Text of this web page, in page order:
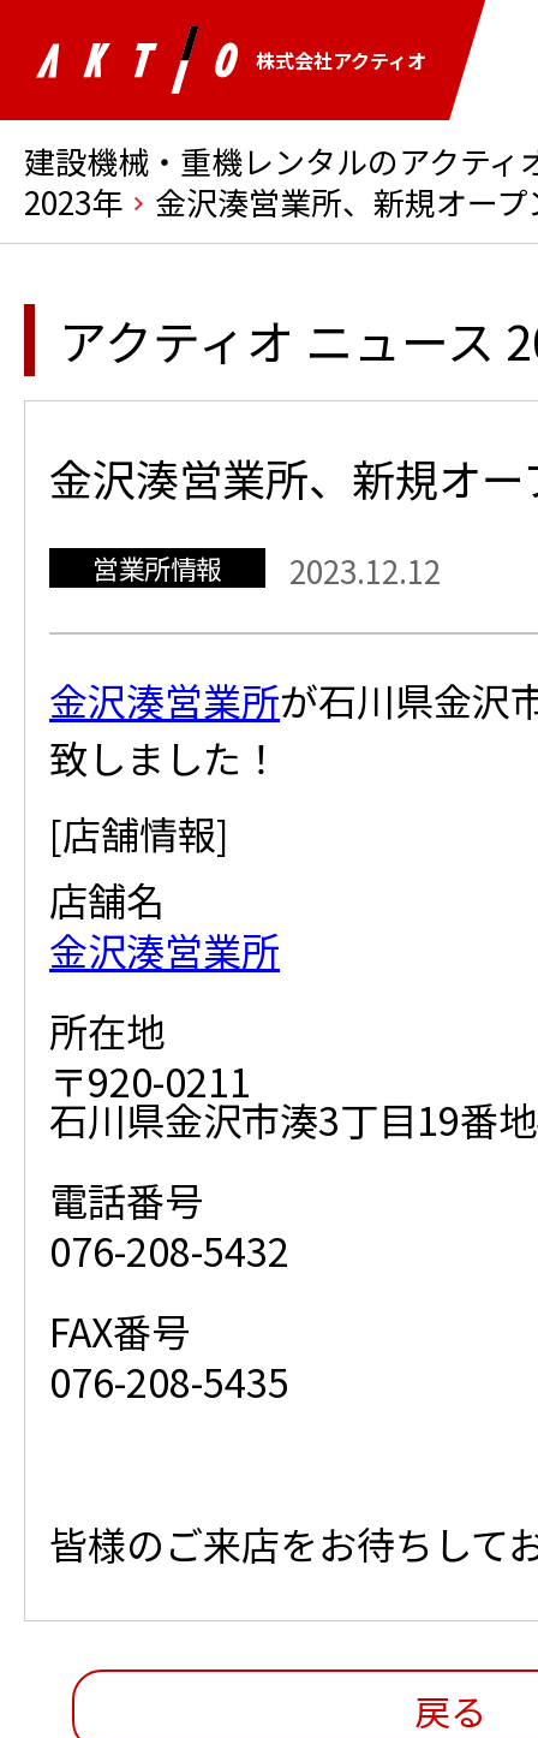
株式会社アクティオ
建設機械・重機レンタルのアクティ
2023年
金沢湊営業所、新規オー
アクティオ ニュース
金沢湊営業所、新規オ
営業所情報 2023.12.12
金沢湊営業所が石川県金沢
致しました！
[店舗情報]
店舗名
金沢湊営業所
所在地
〒920-0211
石川県金沢市湊3丁目19番
電話番号
076-208-5432
FAX番号
076-208-5435
皆様のご来店をお待ちして
戻る